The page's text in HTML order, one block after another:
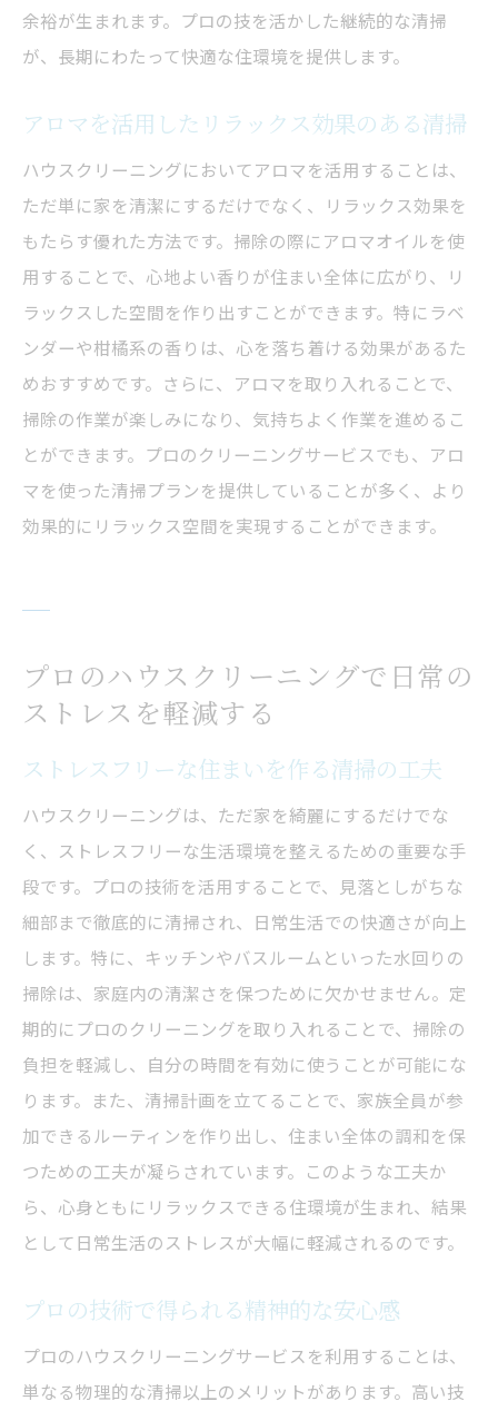
余裕が生まれます。プロの技を活かした継続的な清掃
が、長期にわたって快適な住環境を提供します。
アロマを活用したリラックス効果のある清掃
ハウスクリーニングにおいてアロマを活用することは、
ただ単に家を清潔にするだけでなく、リラックス効果を
もたらす優れた方法です。掃除の際にアロマオイルを使
用することで、心地よい香りが住まい全体に広がり、リ
ラックスした空間を作り出すことができます。特にラベ
ンダーや柑橘系の香りは、心を落ち着ける効果があるた
めおすすめです。さらに、アロマを取り入れることで、
掃除の作業が楽しみになり、気持ちよく作業を進めるこ
とができます。プロのクリーニングサービスでも、アロ
マを使った清掃プランを提供していることが多く、より
効果的にリラックス空間を実現することができます。
プロのハウスクリーニングで日常の
ストレスを軽減する
ストレスフリーな住まいを作る清掃の工夫
ハウスクリーニングは、ただ家を綺麗にするだけでな
く、ストレスフリーな生活環境を整えるための重要な手
段です。プロの技術を活用することで、見落としがちな
細部まで徹底的に清掃され、日常生活での快適さが向上
します。特に、キッチンやバスルームといった水回りの
掃除は、家庭内の清潔さを保つために欠かせません。定
期的にプロのクリーニングを取り入れることで、掃除の
負担を軽減し、自分の時間を有効に使うことが可能にな
ります。また、清掃計画を立てることで、家族全員が参
加できるルーティンを作り出し、住まい全体の調和を保
つための工夫が凝らされています。このような工夫か
ら、心身ともにリラックスできる住環境が生まれ、結果
として日常生活のストレスが大幅に軽減されるのです。
プロの技術で得られる精神的な安心感
プロのハウスクリーニングサービスを利用することは、
単なる物理的な清掃以上のメリットがあります。高い技